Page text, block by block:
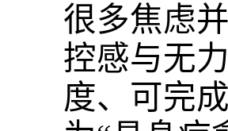
很多焦虑
控感与无
度、可完